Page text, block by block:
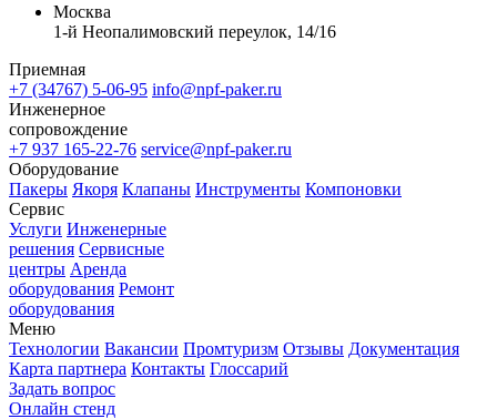
Москва
1-й Неопалимовский переулок, 14/16
Приемная
+7 (34767) 5-06-95 info@npf-paker.ru
Инженерное
сопровождение
+7 937 165-22-76 service@npf-paker.ru
Оборудование
Пакеры Якоря Клапаны Инструменты Компоновки
Сервис
Услуги Инженерные
решения Сервисные
центры Аренда
оборудования Ремонт
оборудования
Меню
Технологии Вакансии Промтуризм Отзывы Документация
Карта партнера Контакты Глоссарий
Задать вопрос
Онлайн стенд